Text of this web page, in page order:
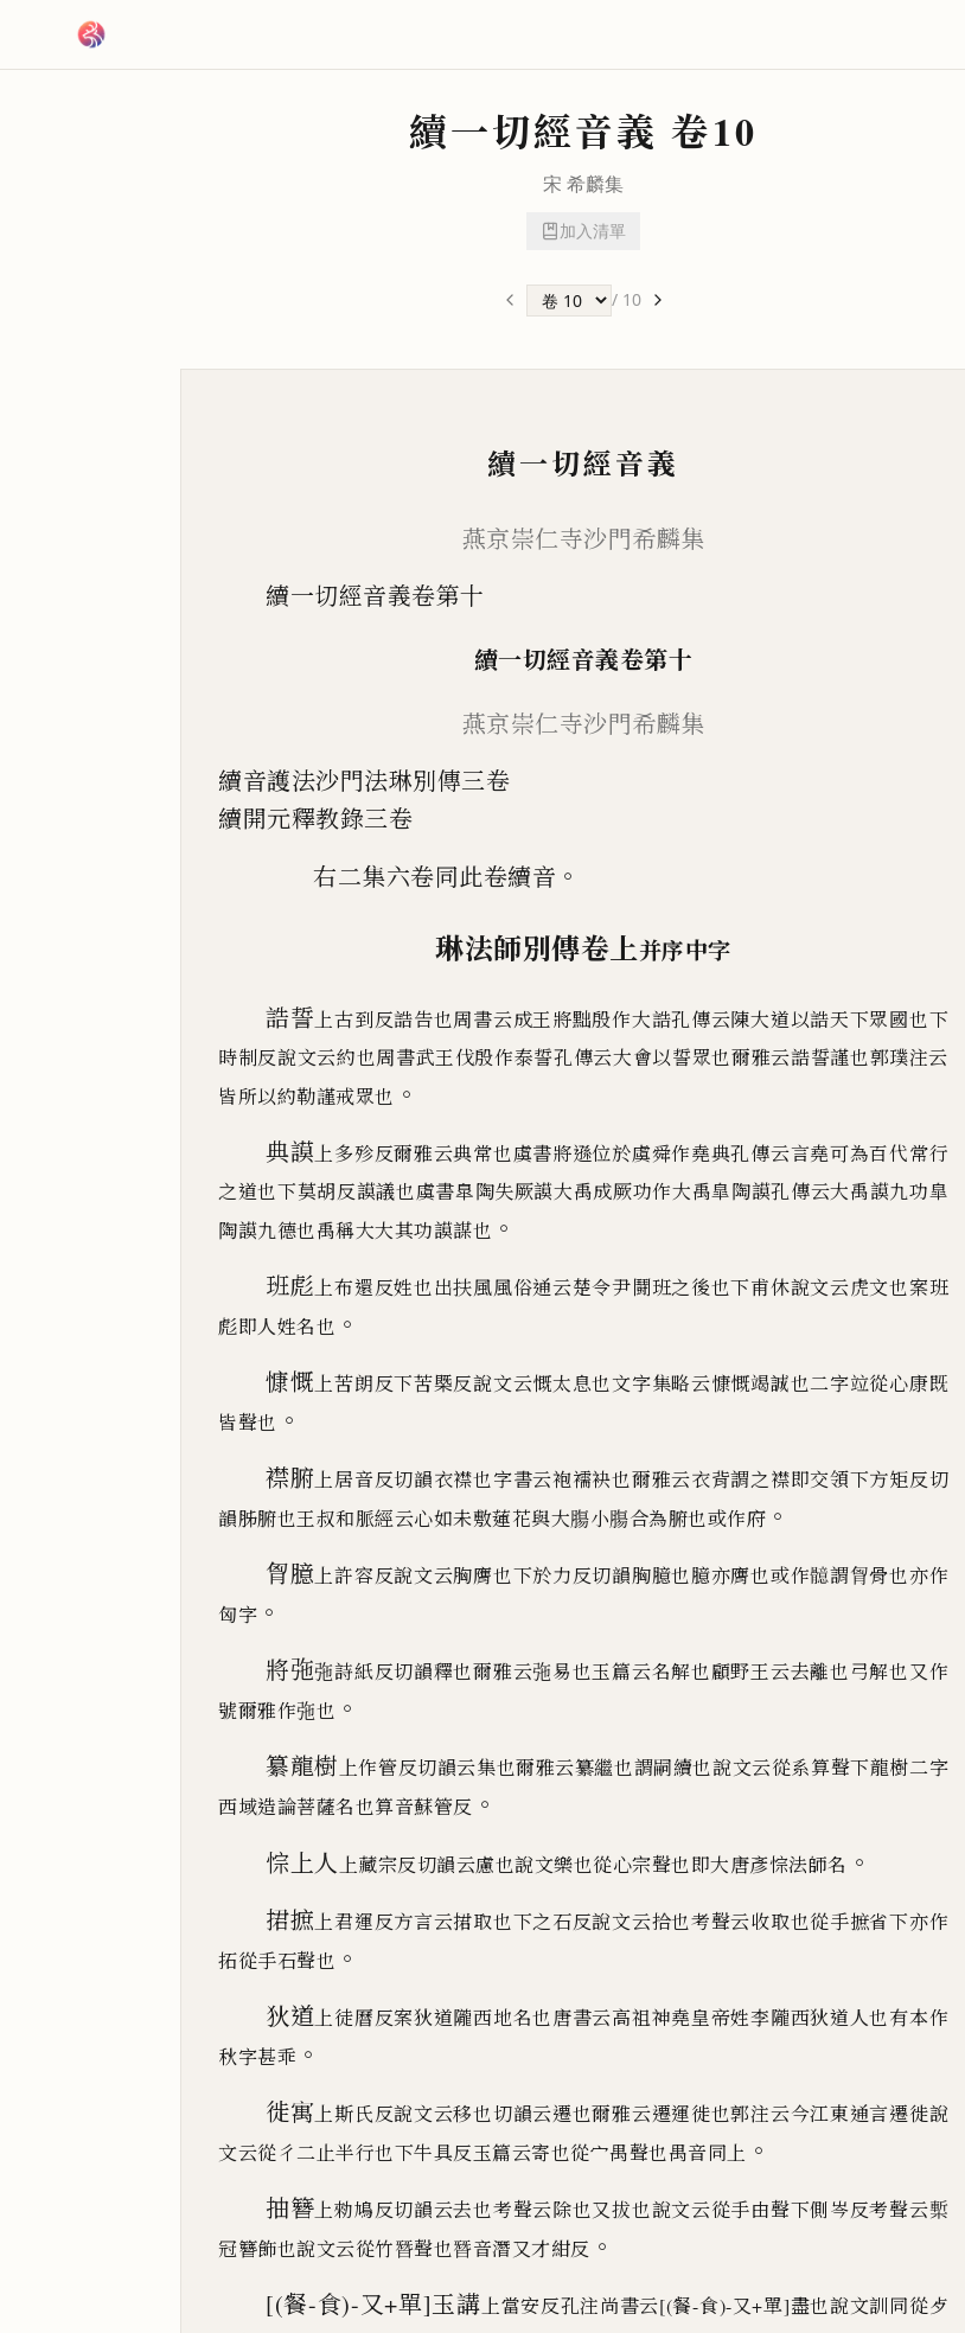
續一切經音義 卷10
宋 希麟集
加入清單
/ 10
續一切經音義
燕京崇仁寺沙門希麟集
續一切經音義卷第十
續一切經音義卷第十
燕京崇仁寺沙門希麟集
續音護法沙門法琳別傳三卷
續開元釋教錄三卷
右二集六卷同此卷續音 。
琳法師別傳卷上并序中字
誥誓 上古到反誥告也周書云成王將黜殷作大誥孔傳云陳大道以誥天下眾國也下
時制反說文云約也周書武王伐殷作泰誓孔傳云大會以誓眾也爾雅云誥誓謹也郭璞注云
皆所以約勒謹戒眾也 。
典謨 上多殄反爾雅云典常也虞書將遜位於虞舜作堯典孔傳云言堯可為百代常行
之道也下莫胡反謨議也虞書臯陶失厥謨大禹成厥功作大禹皐陶謨孔傳云大禹謨九功皐
陶謨九德也禹稱大大其功謨謀也 。
班彪 上布還反姓也出扶風風俗通云楚令尹鬪班之後也下甫休說文云虎文也案班
彪即人姓名也 。
慷慨 上苦朗反下苦槩反說文云慨太息也文字集略云慷慨竭誠也二字竝從心康既
皆聲也 。
襟腑 上居音反切韻衣襟也字書云袍襦袂也爾雅云衣背謂之襟即交領下方矩反切
韻胏腑也王叔和脈經云心如未敷蓮花與大膓小膓合為腑也或作府 。
胷臆 上許容反說文云胸膺也下於力反切韻胸臆也臆亦膺也或作𩪣謂胷骨也亦作
匈字 。
將㢮㢮詩紙反切韻釋也爾雅云㢮易也玉篇云名解也顧野王云去離也弓解也又作
號爾雅作㢮也 。
纂龍樹 上作管反切韻云集也爾雅云纂繼也謂嗣續也說文云從系算聲下龍樹二字
西域造論菩薩名也算音蘇管反 。
悰上人 上藏宗反切韻云慮也說文樂也從心宗聲也即大唐彥悰法師名 。
捃摭 上君運反方言云捃取也下之石反說文云拾也考聲云收取也從手摭省下亦作
拓從手石聲也 。
狄道 上徒曆反案狄道隴西地名也唐書云高祖神堯皇帝姓李隴西狄道人也有本作
秋字甚乖 。
徙寓 上斯氏反說文云移也切韻云遷也爾雅云遷運徙也郭注云今江東通言遷徙說
文云從彳二止半行也下牛具反玉篇云寄也從宀禺聲也禺音同上 。
抽簪 上勑鳩反切韻云去也考聲云除也又拔也說文云從手由聲下側岑反考聲云槧
冠簪飾也說文云從竹朁聲也朁音潛又才紺反 。
[(餐-食)-又+單]玉講 上當安反孔注尚書云[(餐-食)-又+單]盡也說文訓同從歺